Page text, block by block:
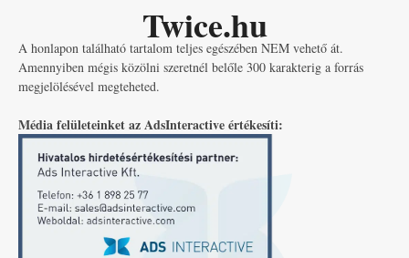
Twice.hu
A honlapon található tartalom teljes egészében NEM vehető át.
Amennyiben mégis közölni szeretnél belőle 300 karakterig a forrás
megjelölésével megteheted.
Média felületeinket az AdsInteractive értékesíti: